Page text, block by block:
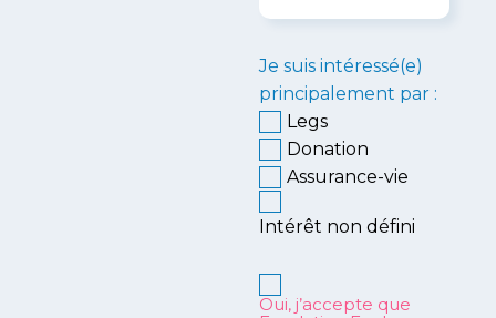
Je suis intéressé(e)
principalement par :
Legs
Donation
Assurance-vie
Intérêt non défini
Oui, j’accepte que